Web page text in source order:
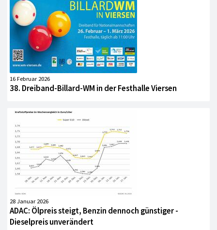
16 Februar 2026
38. Dreiband-Billard-WM in der Festhalle Viersen
28 Januar 2026
ADAC: Ölpreis steigt, Benzin dennoch günstiger -
Dieselpreis unverändert